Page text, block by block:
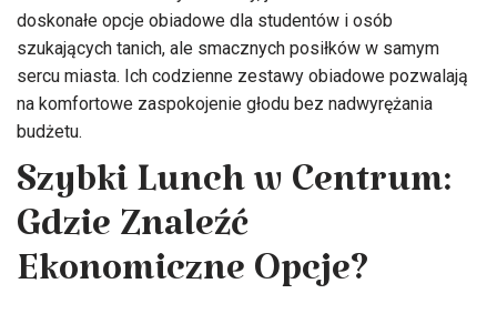
doskonałe opcje obiadowe dla studentów i osób
szukających tanich, ale smacznych posiłków w samym
sercu miasta. Ich codzienne zestawy obiadowe pozwalają
na komfortowe zaspokojenie głodu bez nadwyrężania
budżetu.
Szybki Lunch w Centrum:
Gdzie Znaleźć
Ekonomiczne Opcje?